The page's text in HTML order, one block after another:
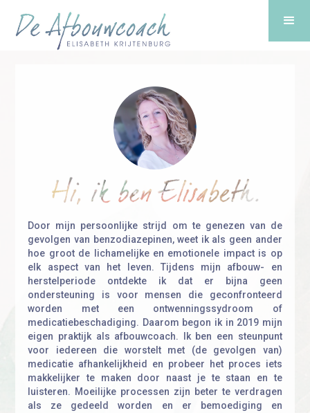
Door mijn persoonlijke strijd om te genezen van de
gevolgen van benzodiazepinen, weet ik als geen ander
hoe groot de lichamelijke en emotionele impact is op
elk aspect van het leven. Tijdens mijn afbouw- en
herstelperiode ontdekte ik dat er bijna geen
ondersteuning is voor mensen die geconfronteerd
worden met een ontwenningssydroom of
medicatiebeschadiging. Daarom begon ik in 2019 mijn
eigen praktijk als afbouwcoach. Ik ben een steunpunt
voor iedereen die worstelt met (de gevolgen van)
medicatie afhankelijkheid en probeer het proces iets
makkelijker te maken door naast je te staan en te
luisteren. Moeilijke processen zijn beter te verdragen
als ze gedeeld worden en er bemoediging en